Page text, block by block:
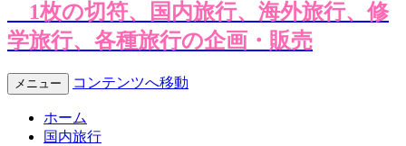
1枚の切符、国内旅行、海外旅行、修
学旅行、各種旅行の企画・販売
メニュー コンテンツへ移動
ホーム
国内旅行